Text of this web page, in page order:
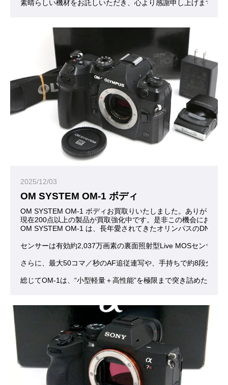
素晴らしい機材をお託しいただき、心より感謝申し上げます。
2025/12/03
OM SYSTEM OM-1 ボディ
OM SYSTEM OM-1 ボディお買取りいたしました。ありがとう
現在200点以上の製品が買取強化中です。是非この機会にお問合
OM SYSTEM OM-1 は、長年愛されてきたオリンパスのDNAを
センサーは有効約2,037万画素の裏面照射型Live MOSセンサー
さらに、最大50コマ／秒のAF追従連写や、手持ちで約8段分の
総じてOM-1は、“小型軽量＋高性能”を極限まで突き詰めた一